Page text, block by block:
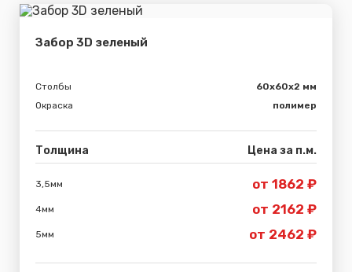
Забор 3D зеленый
Столбы
60х60х2 мм
Окраска
полимер
Толщина Цена за п.м.
3,5мм от 1862 ₽
4мм от 2162 ₽
5мм от 2462 ₽